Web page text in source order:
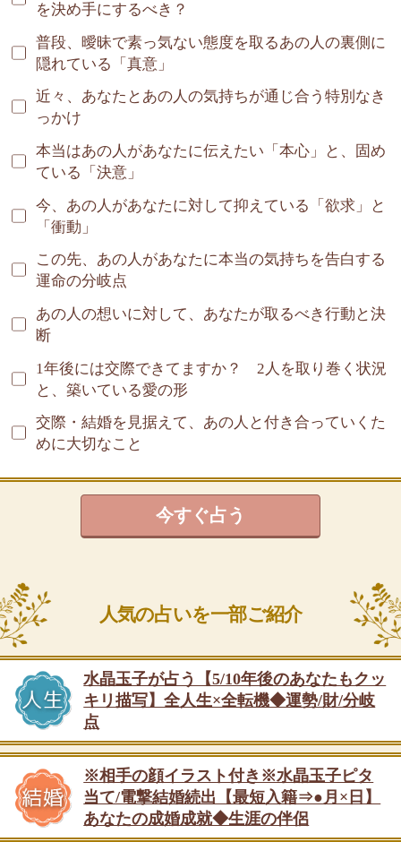
を決め手にするべき？
普段、曖昧で素っ気ない態度を取るあの人の裏側に
隠れている「真意」
近々、あなたとあの人の気持ちが通じ合う特別なき
っかけ
本当はあの人があなたに伝えたい「本心」と、固め
ている「決意」
今、あの人があなたに対して抑えている「欲求」と
「衝動」
この先、あの人があなたに本当の気持ちを告白する
運命の分岐点
あの人の想いに対して、あなたが取るべき行動と決
断
1年後には交際できてますか？ 2人を取り巻く状況
と、築いている愛の形
交際・結婚を見据えて、あの人と付き合っていくた
めに大切なこと
今すぐ占う
人気の占いを一部ご紹介
水晶玉子が占う【5/10年後のあなたもクッ
キリ描写】全人生×全転機◆運勢/財/分岐
点
※相手の顔イラスト付き※水晶玉子ピタ
当て/電撃結婚続出【最短入籍⇒●月×日】
あなたの成婚成就◆生涯の伴侶